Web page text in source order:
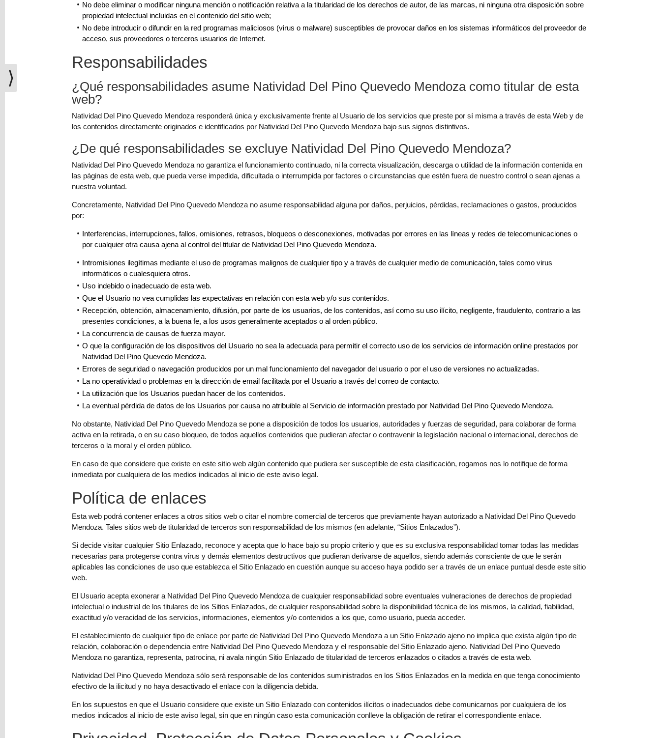
No debe eliminar o modificar ninguna mención o notificación relativa a la titularidad de los derechos de autor, de las marcas, ni ninguna otra disposición sobre
propiedad intelectual incluidas en el contenido del sitio web;
No debe introducir o difundir en la red programas maliciosos (virus o malware) susceptibles de provocar daños en los sistemas informáticos del proveedor de
acceso, sus proveedores o terceros usuarios de Internet.
Responsabilidades
¿Qué responsabilidades asume Natividad Del Pino Quevedo Mendoza como titular de esta
web?
Natividad Del Pino Quevedo Mendoza responderá única y exclusivamente frente al Usuario de los servicios que preste por sí misma a través de esta Web y de
los contenidos directamente originados e identificados por Natividad Del Pino Quevedo Mendoza bajo sus signos distintivos.
¿De qué responsabilidades se excluye Natividad Del Pino Quevedo Mendoza?
Natividad Del Pino Quevedo Mendoza no garantiza el funcionamiento continuado, ni la correcta visualización, descarga o utilidad de la información contenida en
las páginas de esta web, que pueda verse impedida, dificultada o interrumpida por factores o circunstancias que estén fuera de nuestro control o sean ajenas a
nuestra voluntad.
Concretamente, Natividad Del Pino Quevedo Mendoza no asume responsabilidad alguna por daños, perjuicios, pérdidas, reclamaciones o gastos, producidos
por:
Interferencias, interrupciones, fallos, omisiones, retrasos, bloqueos o desconexiones, motivadas por errores en las líneas y redes de telecomunicaciones o
por cualquier otra causa ajena al control del titular de Natividad Del Pino Quevedo Mendoza.
Intromisiones ilegítimas mediante el uso de programas malignos de cualquier tipo y a través de cualquier medio de comunicación, tales como virus
informáticos o cualesquiera otros.
Uso indebido o inadecuado de esta web.
Que el Usuario no vea cumplidas las expectativas en relación con esta web y/o sus contenidos.
Recepción, obtención, almacenamiento, difusión, por parte de los usuarios, de los contenidos, así como su uso ilícito, negligente, fraudulento, contrario a las
presentes condiciones, a la buena fe, a los usos generalmente aceptados o al orden público.
La concurrencia de causas de fuerza mayor.
O que la configuración de los dispositivos del Usuario no sea la adecuada para permitir el correcto uso de los servicios de información online prestados por
Natividad Del Pino Quevedo Mendoza.
Errores de seguridad o navegación producidos por un mal funcionamiento del navegador del usuario o por el uso de versiones no actualizadas.
La no operatividad o problemas en la dirección de email facilitada por el Usuario a través del correo de contacto.
La utilización que los Usuarios puedan hacer de los contenidos.
La eventual pérdida de datos de los Usuarios por causa no atribuible al Servicio de información prestado por Natividad Del Pino Quevedo Mendoza.
No obstante, Natividad Del Pino Quevedo Mendoza se pone a disposición de todos los usuarios, autoridades y fuerzas de seguridad, para colaborar de forma
activa en la retirada, o en su caso bloqueo, de todos aquellos contenidos que pudieran afectar o contravenir la legislación nacional o internacional, derechos de
terceros o la moral y el orden público.
En caso de que considere que existe en este sitio web algún contenido que pudiera ser susceptible de esta clasificación, rogamos nos lo notifique de forma
inmediata por cualquiera de los medios indicados al inicio de este aviso legal.
Política de enlaces
Esta web podrá contener enlaces a otros sitios web o citar el nombre comercial de terceros que previamente hayan autorizado a Natividad Del Pino Quevedo
Mendoza. Tales sitios web de titularidad de terceros son responsabilidad de los mismos (en adelante, “Sitios Enlazados”).
Si decide visitar cualquier Sitio Enlazado, reconoce y acepta que lo hace bajo su propio criterio y que es su exclusiva responsabilidad tomar todas las medidas
necesarias para protegerse contra virus y demás elementos destructivos que pudieran derivarse de aquellos, siendo además consciente de que le serán
aplicables las condiciones de uso que establezca el Sitio Enlazado en cuestión aunque su acceso haya podido ser a través de un enlace puntual desde este sitio
web.
El Usuario acepta exonerar a Natividad Del Pino Quevedo Mendoza de cualquier responsabilidad sobre eventuales vulneraciones de derechos de propiedad
intelectual o industrial de los titulares de los Sitios Enlazados, de cualquier responsabilidad sobre la disponibilidad técnica de los mismos, la calidad, fiabilidad,
exactitud y/o veracidad de los servicios, informaciones, elementos y/o contenidos a los que, como usuario, pueda acceder.
El establecimiento de cualquier tipo de enlace por parte de Natividad Del Pino Quevedo Mendoza a un Sitio Enlazado ajeno no implica que exista algún tipo de
relación, colaboración o dependencia entre Natividad Del Pino Quevedo Mendoza y el responsable del Sitio Enlazado ajeno. Natividad Del Pino Quevedo
Mendoza no garantiza, representa, patrocina, ni avala ningún Sitio Enlazado de titularidad de terceros enlazados o citados a través de esta web.
Natividad Del Pino Quevedo Mendoza sólo será responsable de los contenidos suministrados en los Sitios Enlazados en la medida en que tenga conocimiento
efectivo de la ilicitud y no haya desactivado el enlace con la diligencia debida.
En los supuestos en que el Usuario considere que existe un Sitio Enlazado con contenidos ilícitos o inadecuados debe comunicarnos por cualquiera de los
medios indicados al inicio de este aviso legal, sin que en ningún caso esta comunicación conlleve la obligación de retirar el correspondiente enlace.
⟩